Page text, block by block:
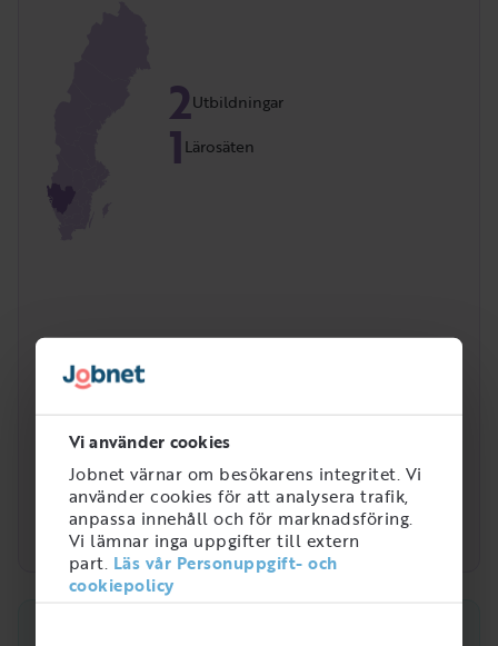
Vi använder cookies
Jobnet värnar om besökarens integritet. Vi
använder cookies för att analysera trafik,
anpassa innehåll och för marknadsföring.
Vi lämnar inga uppgifter till extern
part. Läs vår Personuppgift- och
cookiepolicy
2Utbildningar
1Lärosäten